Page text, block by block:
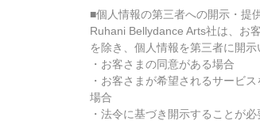
■個人情報の第三者への開示・提
Ruhani Bellydance Arts社は、お
を除き、個人情報を第三者に開示
・お客さまの同意がある場合
・お客さまが希望されるサービ
場合
・法令に基づき開示することが